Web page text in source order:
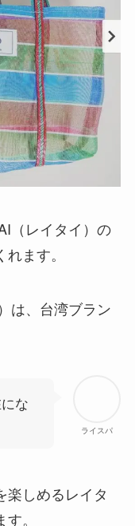
（レイタイ）の
ます。
は、台湾ブラン
ライスパ
な
楽しめるレイタ
。